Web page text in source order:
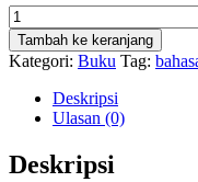
Kuantitas
300+
Soal
Bahasa
Indonesia
Prediksi
UNBK
Dan
USBN
Tambah ke keranjang
Kategori: Buku Tag:
Deskripsi
Ulasan (0)
Deskripsi